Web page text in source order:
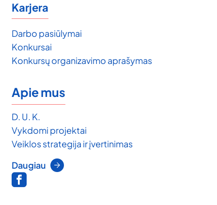
Karjera
Darbo pasiūlymai
Konkursai
Konkursų organizavimo aprašymas
Apie mus
D. U. K.
Vykdomi projektai
Veiklos strategija ir įvertinimas
Daugiau